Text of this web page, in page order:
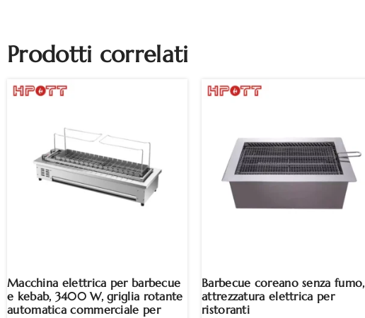
Prodotti correlati
Macchina elettrica per barbecue
e kebab, 3400 W, griglia rotante
automatica commerciale per
Barbecue coreano senza fumo,
attrezzatura elettrica per
ristoranti